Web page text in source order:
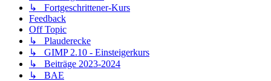
↳ Fortgeschrittener-Kurs
Feedback
Off Topic
↳ Plauderecke
↳ GIMP 2.10 - Einsteigerkurs
↳ Beiträge 2023-2024
↳ BAE